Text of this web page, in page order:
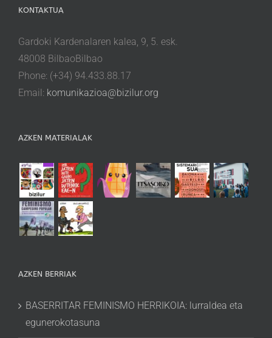
KONTAKTUA
Gardoki Kardenalaren kalea, 9, 5. esk.
48008 BilbaoBilbao
Phone: (+34) 94.433.88.17
Email: komunikazioa@bizilur.org
AZKEN MATERIALAK
AZKEN BERRIAK
BASERRITAR FEMINISMO HERRIKOIA: lurraldea eta
egunerokotasuna